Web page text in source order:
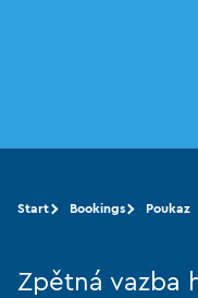
Start Bookings Poukaz
Zpětná vazba